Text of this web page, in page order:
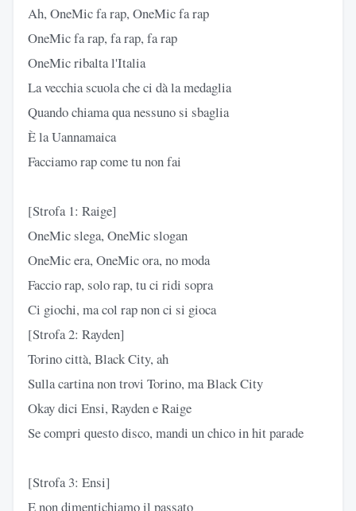
Ah, OneMic fa rap, OneMic fa rap
OneMic fa rap, fa rap, fa rap
OneMic ribalta l'Italia
La vecchia scuola che ci dà la medaglia
Quando chiama qua nessuno si sbaglia
È la Uannamaica
Facciamo rap come tu non fai
[Strofa 1: Raige]
OneMic slega, OneMic slogan
OneMic era, OneMic ora, no moda
Faccio rap, solo rap, tu ci ridi sopra
Ci giochi, ma col rap non ci si gioca
[Strofa 2: Rayden]
Torino città, Black City, ah
Sulla cartina non trovi Torino, ma Black City
Okay dici Ensi, Rayden e Raige
Se compri questo disco, mandi un chico in hit parade
[Strofa 3: Ensi]
E non dimentichiamo il passato